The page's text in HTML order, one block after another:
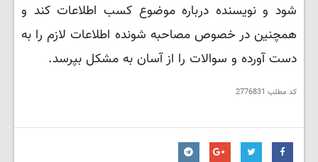
شود و نویسنده درباره موضوع کسب اطلاعات کند و
همچنین در خصوص مصاحبه شونده اطلاعات لازم را به
دست آورده و سوالات را از آسان به مشکل بپرسد.
کد مطلب 2776831